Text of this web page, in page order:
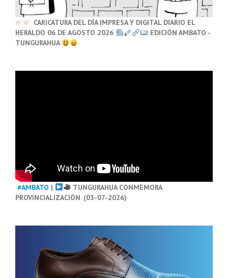
CARICATURA DEL DÍA IMPRESA Y DIGITAL DIARIO EL
HERALDO 06 DE AGOSTO 2026
EDICIÓN AMBATO -
TUNGURAHUA
#AMBATO |
TUNGURAHUA CONMEMORA
PROVINCIALIZACIÓN. (03-07-2026)